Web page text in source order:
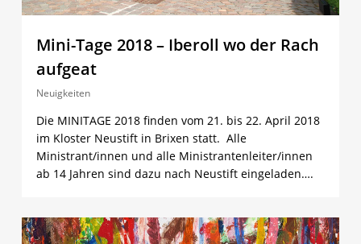
Mini-Tage 2018 – Iberoll wo der Rach
aufgeat
Neuigkeiten
Die MINITAGE 2018 finden vom 21. bis 22. April 2018
im Kloster Neustift in Brixen statt. Alle
Ministrant/innen und alle Ministrantenleiter/innen
ab 14 Jahren sind dazu nach Neustift eingeladen….
5